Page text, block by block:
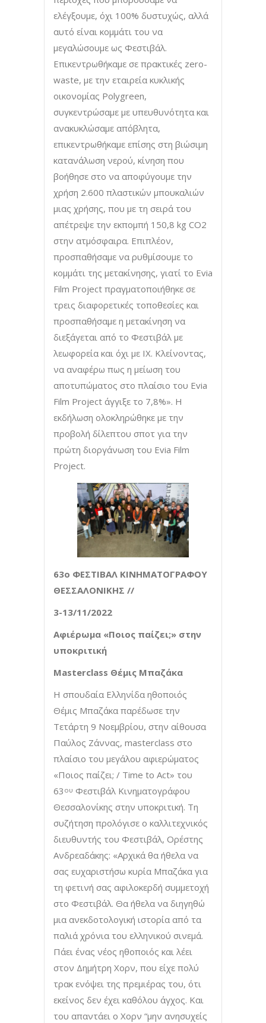
ελέγξουμε, όχι 100% δυστυχώς, αλλά
αυτό είναι κομμάτι του να
μεγαλώσουμε ως Φεστιβάλ.
Επικεντρωθήκαμε σε πρακτικές zero-
waste, με την εταιρεία κυκλικής
οικονομίας Polygreen,
συγκεντρώσαμε με υπευθυνότητα και
ανακυκλώσαμε απόβλητα,
επικεντρωθήκαμε επίσης στη βιώσιμη
κατανάλωση νερού, κίνηση που
βοήθησε στο να αποφύγουμε την
χρήση 2.600 πλαστικών μπουκαλιών
μιας χρήσης, που με τη σειρά του
απέτρεψε την εκπομπή 150,8 kg CO2
στην ατμόσφαιρα. Επιπλέον,
προσπαθήσαμε να ρυθμίσουμε το
κομμάτι της μετακίνησης, γιατί το Evia
Film Project πραγματοποιήθηκε σε
τρεις διαφορετικές τοποθεσίες και
προσπαθήσαμε η μετακίνηση να
διεξάγεται από το Φεστιβάλ με
λεωφορεία και όχι με ΙΧ. Κλείνοντας,
να αναφέρω πως η μείωση του
αποτυπώματος στο πλαίσιο του Evia
Film Project άγγιξε το 7,8%». Η
εκδήλωση ολοκληρώθηκε με την
προβολή δίλεπτου σποτ για την
πρώτη διοργάνωση του Evia Film
Project.
63ο ΦΕΣΤΙΒΑΛ ΚΙΝΗΜΑΤΟΓΡΑΦΟΥ
ΘΕΣΣΑΛΟΝΙΚΗΣ //
3-13/11/2022
Αφιέρωμα «Ποιος παίζει;» στην
υποκριτική
Masterclass Θέμις Μπαζάκα
Η σπουδαία Ελληνίδα ηθοποιός
Θέμις Μπαζάκα παρέδωσε την
Τετάρτη 9 Νοεμβρίου, στην αίθουσα
Παύλος Ζάννας, masterclass στο
πλαίσιο του μεγάλου αφιερώματος
«Ποιος παίζει; / Time to Act» του
63 ου Φεστιβάλ Κινηματογράφου
Θεσσαλονίκης στην υποκριτική. Τη
συζήτηση προλόγισε ο καλλιτεχνικός
διευθυντής του Φεστιβάλ, Ορέστης
Ανδρεαδάκης: «Αρχικά θα ήθελα να
σας ευχαριστήσω κυρία Μπαζάκα για
τη φετινή σας αφιλοκερδή συμμετοχή
στο Φεστιβάλ. Θα ήθελα να διηγηθώ
μια ανεκδοτολογική ιστορία από τα
παλιά χρόνια του ελληνικού σινεμά.
Πάει ένας νέος ηθοποιός και λέει
στον Δημήτρη Χορν, που είχε πολύ
τρακ ενόψει της πρεμιέρας του, ότι
εκείνος δεν έχει καθόλου άγχος. Και
του απαντάει ο Χορν “μην ανησυχείς